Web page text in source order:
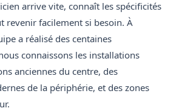
arrive vite, connaît les spécificités
revenir facilement si besoin. À
a réalisé des centaines
connaissons les installations
anciennes du centre, des
de la périphérie, et des zones